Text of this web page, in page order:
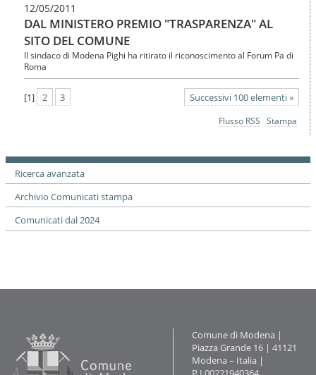
12/05/2011
DAL MINISTERO PREMIO "TRASPARENZA" AL
SITO DEL COMUNE
Il sindaco di Modena Pighi ha ritirato il riconoscimento al Forum Pa di
Roma
Successivi 100 elementi »
[1] 2
3
Flusso RSS Stampa
Ricerca avanzata
Archivio Comunicati stampa
Comunicati dal 2024
Contatti
Comune di Modena |
Piazza Grande 16 | 41121
Modena – Italia |